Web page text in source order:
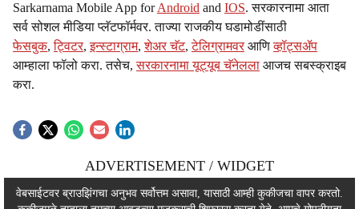
Sarkarnama Mobile App forAndroid and IOS. सरकारनामा आता
सर्व सोशल मीडिया प्लॅटफॉर्मवर. ताज्या राजकीय घडामोडींसाठी
फेसबुक,ट्विटर,इन्स्टाग्राम,शेअर चॅट,टेलिग्रामवर आणिव्हॉट्सॲप
आम्हाला फॉलो करा. तसेच,सरकारनामा यूट्यूब चॅनेलला आजच सबस्क्राइब
करा.
ADVERTISEMENT / WIDGET
ADVERTISEMENT / WIDGET
वेबसाईटवर ब्राउझिंगचा अनुभव सर्वोत्तम असावा, यासाठी आम्ही कुकीजचा वापर करतो.